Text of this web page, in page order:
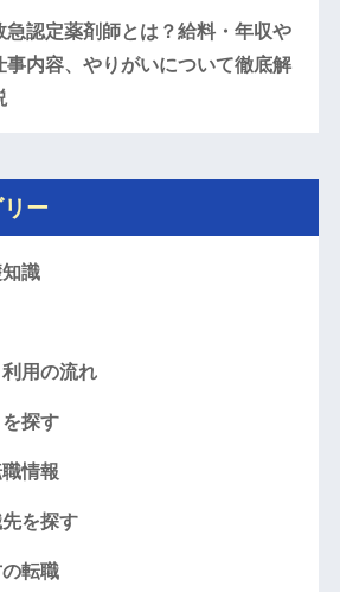
急認定薬剤師とは？給料・年収や
事内容、やりがいについて徹底解
ー
識
用の流れ
探す
情報
を探す
転職